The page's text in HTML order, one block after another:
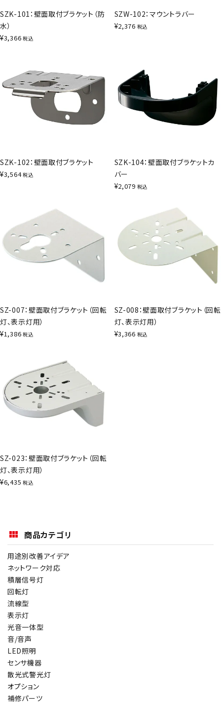
SZK-101：壁面取付ブラケット（防
水）
¥3,366 税込
SZW-102：マウントラバー
¥2,376 税込
SZK-102：壁面取付ブラケット
¥3,564 税込
SZK-104：壁面取付ブラケットカ
バー
¥2,079 税込
SZ-007：壁面取付ブラケット（回転
灯、表示灯用）
¥1,386 税込
SZ-008：壁面取付ブラケット（回転
灯、表示灯用）
¥3,366 税込
SZ-023：壁面取付ブラケット（回転
灯、表示灯用）
¥6,435 税込
商品カテゴリ
用途別改善アイデア
ネットワーク対応
積層信号灯
回転灯
流線型
表示灯
光音一体型
音/音声
LED照明
センサ機器
散光式警光灯
オプション
補修パーツ